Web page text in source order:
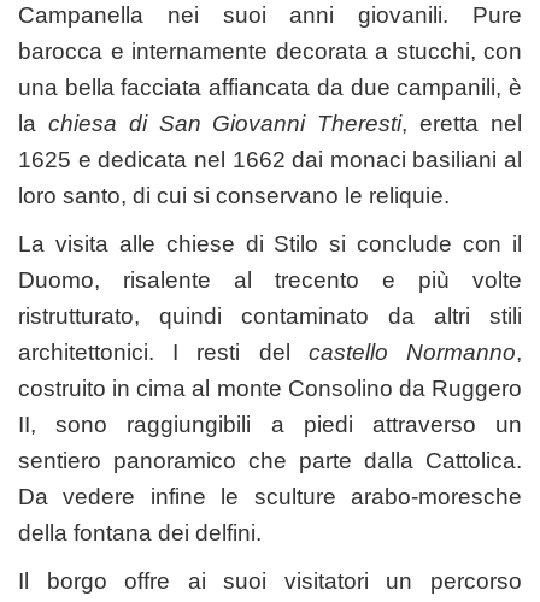
Campanella nei suoi anni giovanili. Pure
barocca e internamente decorata a stucchi, con
una bella facciata affiancata da due campanili, è
la chiesa di San Giovanni Theresti, eretta nel
1625 e dedicata nel 1662 dai monaci basiliani al
loro santo, di cui si conservano le reliquie.
La visita alle chiese di Stilo si conclude con il
Duomo, risalente al trecento e più volte
ristrutturato, quindi contaminato da altri stili
architettonici. I resti del castello Normanno,
costruito in cima al monte Consolino da Ruggero
II, sono raggiungibili a piedi attraverso un
sentiero panoramico che parte dalla Cattolica.
Da vedere infine le sculture arabo-moresche
della fontana dei delfini.
Il borgo offre ai suoi visitatori un percorso